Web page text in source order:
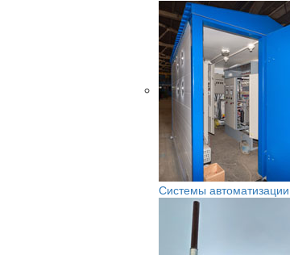
Системы автоматизации